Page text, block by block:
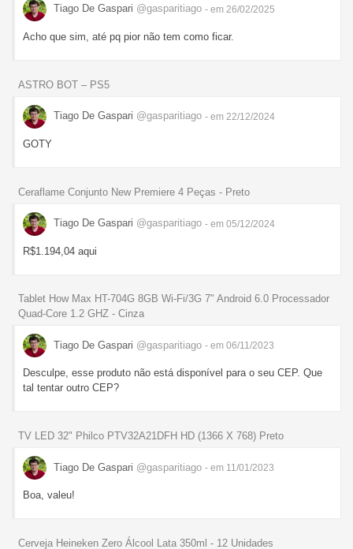
Tiago De Gaspari @gasparitiago - em 26/02/2025
Acho que sim, até pq pior não tem como ficar.
ASTRO BOT – PS5
Tiago De Gaspari @gasparitiago - em 22/12/2024
GOTY
Ceraflame Conjunto New Premiere 4 Peças - Preto
Tiago De Gaspari @gasparitiago - em 05/12/2024
R$1.194,04 aqui
Tablet How Max HT-704G 8GB Wi-Fi/3G 7" Android 6.0 Processador
Quad-Core 1.2 GHZ - Cinza
Tiago De Gaspari @gasparitiago - em 06/11/2023
Desculpe, esse produto não está disponível para o seu CEP. Que
tal tentar outro CEP?
TV LED 32" Philco PTV32A21DFH HD (1366 X 768) Preto
Tiago De Gaspari @gasparitiago - em 11/01/2023
Boa, valeu!
Cerveja Heineken Zero Álcool Lata 350ml - 12 Unidades